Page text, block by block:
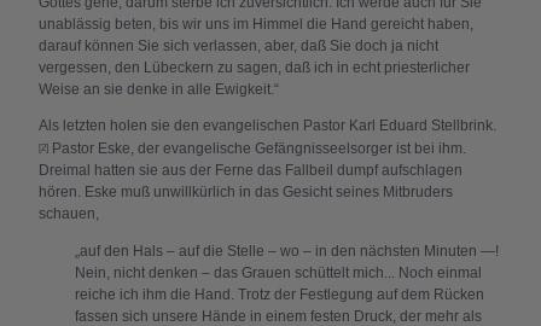
unablässig beten, bis wir uns im Himmel die Hand gereicht haben,
darauf können Sie sich verlassen, aber, daß Sie doch ja nicht
vergessen, den Lübeckern zu sagen, daß ich in echt priesterlicher
Weise an sie denke in alle Ewigkeit.“
Als letzten holen sie den evangelischen Pastor Karl Eduard Stellbrink.
[2] Pastor Eske, der evangelische Gefängnisseelsorger ist bei ihm.
Dreimal hatten sie aus der Ferne das Fallbeil dumpf aufschlagen
hören. Eske muß unwillkürlich in das Gesicht seines Mitbruders
schauen,
„auf den Hals – auf die Stelle – wo – in den nächsten Minuten —!
Nein, nicht denken – das Grauen schüttelt mich... Noch einmal
reiche ich ihm die Hand. Trotz der Festlegung auf dem Rücken
fassen sich unsere Hände in einem festen Druck, der mehr als